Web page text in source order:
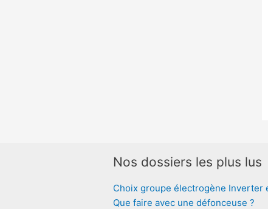
Nos dossiers les plus lus
Choix groupe électrogène Inverter
Que faire avec une défonceuse ?